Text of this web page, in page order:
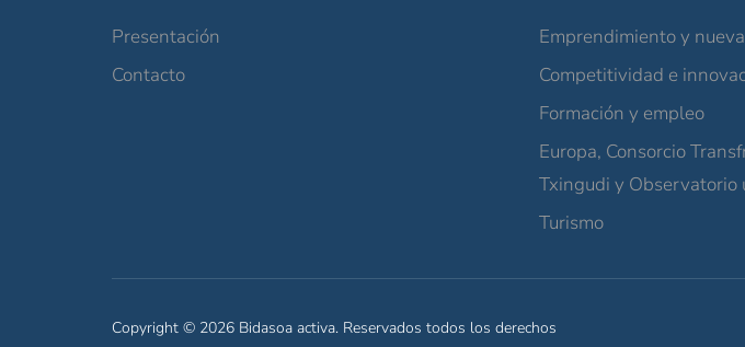
Presentación
Contacto
Emprendimiento y
Competitividad e
Formación y empleo
Europa, Consorcio
Txingudi y Observatorio
Turismo
Copyright © 2026 Bidasoa activa. Reservados todos los derechos